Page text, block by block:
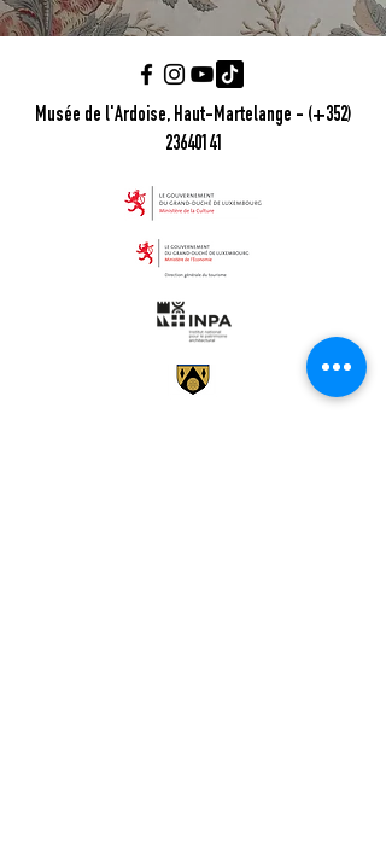
Musée de l'Ardoise, Haut-Martelange - (+352)
23640141